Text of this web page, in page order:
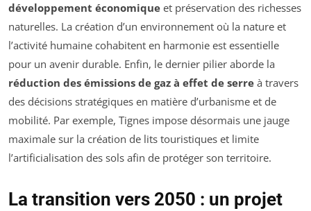
développement économique et préservation des richesses
naturelles. La création d’un environnement où la nature et
l’activité humaine cohabitent en harmonie est essentielle
pour un avenir durable. Enfin, le dernier pilier aborde la
réduction des émissions de gaz à effet de serre à travers
des décisions stratégiques en matière d’urbanisme et de
mobilité. Par exemple, Tignes impose désormais une jauge
maximale sur la création de lits touristiques et limite
l’artificialisation des sols afin de protéger son territoire.
La transition vers 2050 : un projet